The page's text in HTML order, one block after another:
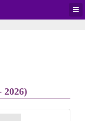
2026)